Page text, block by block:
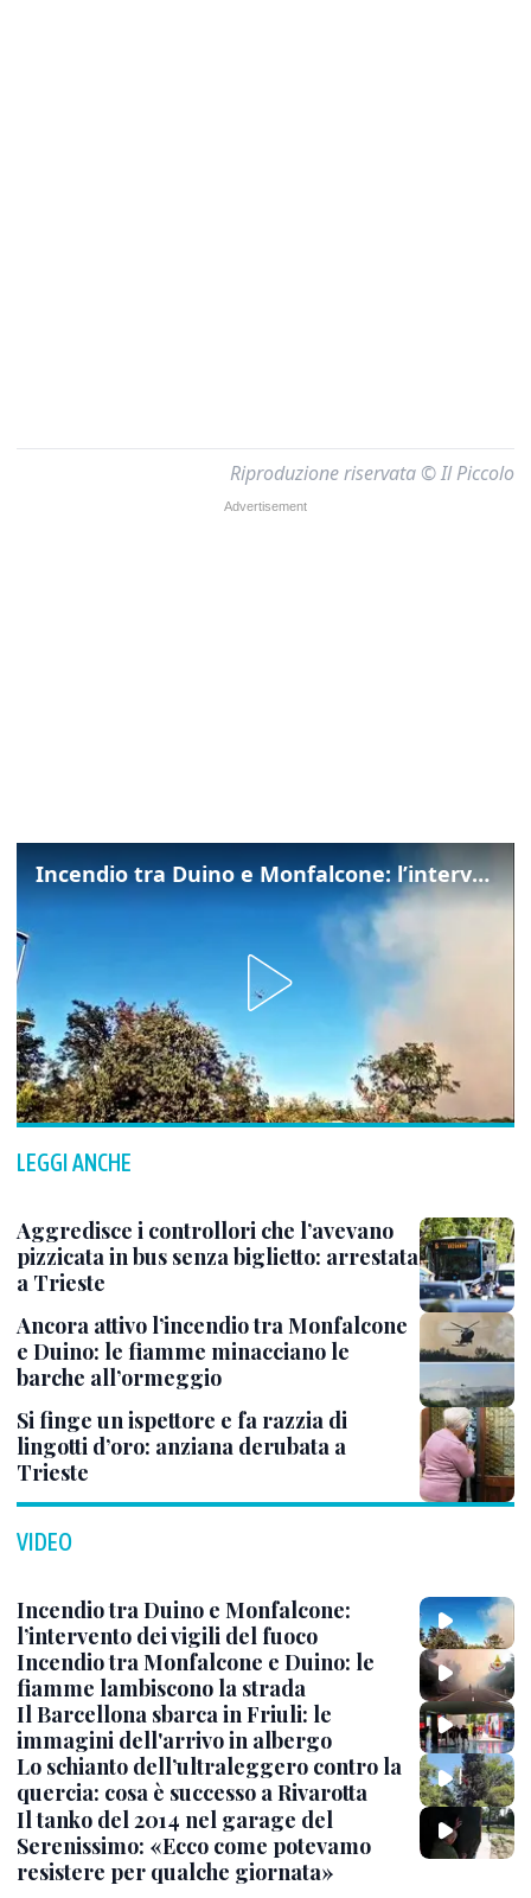
Riproduzione riservata © Il Piccolo
Incendio tra Duino e Monfalcone: l’intervento dei vigili del fuoco
LEGGI ANCHE
Aggredisce i controllori che l’avevano
pizzicata in bus senza biglietto: arrestata
a Trieste
Ancora attivo l’incendio tra Monfalcone
e Duino: le fiamme minacciano le
barche all’ormeggio
Si finge un ispettore e fa razzia di
lingotti d’oro: anziana derubata a
Trieste
VIDEO
Incendio tra Duino e Monfalcone:
l’intervento dei vigili del fuoco
Incendio tra Monfalcone e Duino: le
fiamme lambiscono la strada
Il Barcellona sbarca in Friuli: le
immagini dell'arrivo in albergo
Lo schianto dell’ultraleggero contro la
quercia: cosa è successo a Rivarotta
Il tanko del 2014 nel garage del
Serenissimo: «Ecco come potevamo
resistere per qualche giornata»